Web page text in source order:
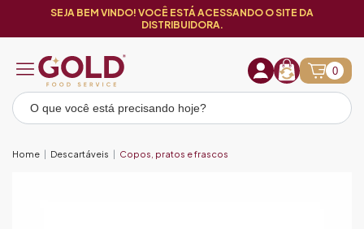
SEJA BEM VINDO! VOCÊ ESTÁ ACESSANDO O SITE DA
DISTRIBUIDORA.
0
Home Descartáveis Copos, pratos e frascos